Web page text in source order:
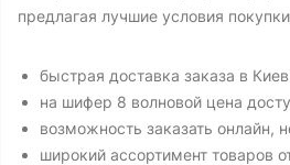
предлагая лучшие условия
быстрая доставка заказа в
на шифер 8 волновой цена
возможность заказать онлайн,
широкий ассортимент товаров